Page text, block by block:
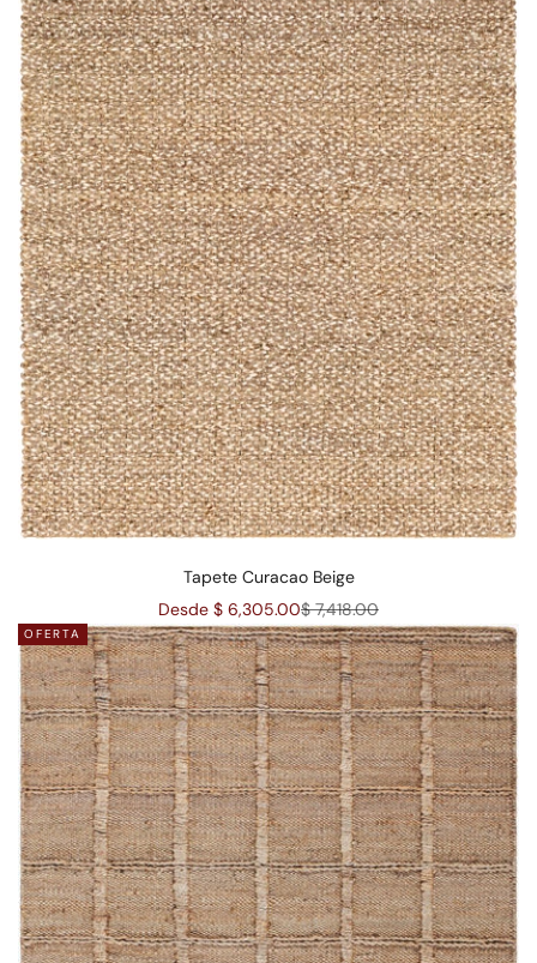
Tapete Curacao Beige
Precio de oferta
Desde $ 6,305.00Precio normal
$ 7,418.00
OFERTA